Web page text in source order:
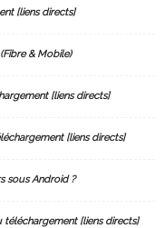
[liens directs]
& Mobile)
[liens directs]
[liens directs]
sous Android ?
téléchargement [liens directs]